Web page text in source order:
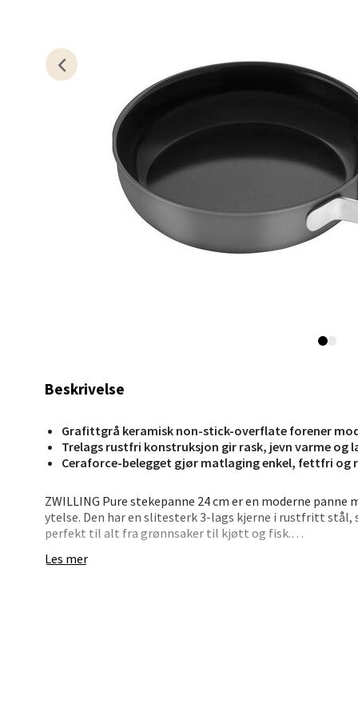
Beskrivelse
Grafittgrå keramisk non-stick‑overflate forener
Trelags rustfri konstruksjon gir rask, jevn varme og
Ceraforce‑belegget gjør matlaging enkel, fettfri og
ZWILLING Pure stekepanne 24 cm er en moderne
ytelse. Den har en slitesterk 3-lags kjerne i rustfritt stål,
perfekt til alt fra grønnsaker til kjøtt og fisk.
Innvendig er pannen utstyrt med Ceraforce keramisk
Les mer
Erich
Åpent i
0 i
0 i